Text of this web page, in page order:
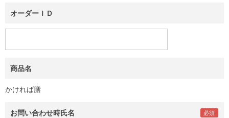
オーダーＩＤ
商品名
かければ膳
お問い合わせ時氏名